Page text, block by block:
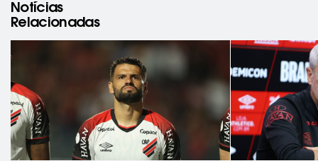
Notícias
Relacionadas